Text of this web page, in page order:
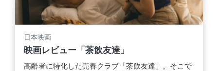
日本映画
映画レビュー「茶飲友達」
高齢者に特化した売春クラブ「茶飲友達」。そこで